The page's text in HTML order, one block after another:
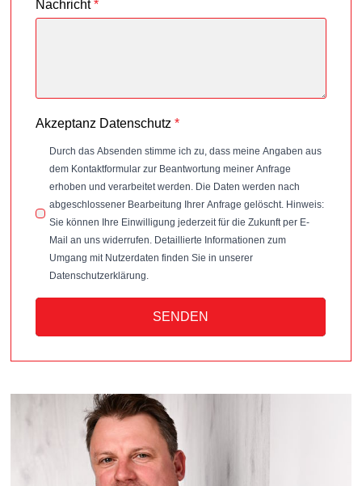
Nachricht *
Akzeptanz Datenschutz *
Durch das Absenden stimme ich zu, dass meine Angaben aus
dem Kontaktformular zur Beantwortung meiner Anfrage
erhoben und verarbeitet werden. Die Daten werden nach
abgeschlossener Bearbeitung Ihrer Anfrage gelöscht. Hinweis:
Sie können Ihre Einwilligung jederzeit für die Zukunft per E-
Mail an uns widerrufen. Detaillierte Informationen zum
Umgang mit Nutzerdaten finden Sie in unserer
Datenschutzerklärung.
SENDEN